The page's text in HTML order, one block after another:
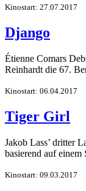
Kinostart: 27.07.2017
Django
Étienne Comars
Reinhardt die 67.
Kinostart: 06.04.2017
Tiger Girl
Jakob Lass’ dritter
basierend auf einem
Kinostart: 09.03.2017